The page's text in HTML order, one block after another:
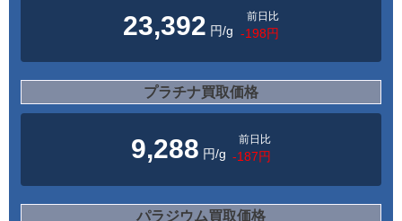
23,392 円/g
前日比
-198円
プラチナ買取価格
9,288 円/g
前日比
-187円
パラジウム買取価格